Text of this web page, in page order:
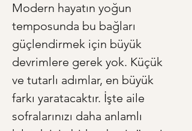
Modern hayatın yoğun
temposunda bu bağları
güçlendirmek için büyük
devrimlere gerek yok. Küçük
ve tutarlı adımlar, en büyük
farkı yaratacaktır. İşte aile
sofralarınızı daha anlamlı